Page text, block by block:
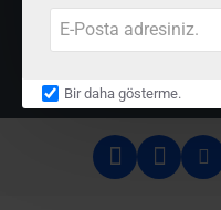
Posta
adresiniz.
Bir daha gösterme.